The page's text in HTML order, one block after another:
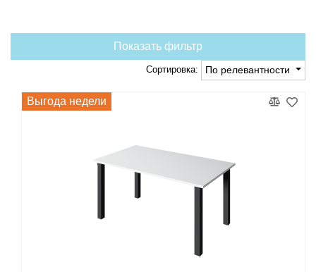
Показать фильтр
Сортировка: По релевантности
Выгода недели